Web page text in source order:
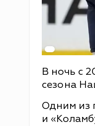
В ночь с
сезона
Одним из
и